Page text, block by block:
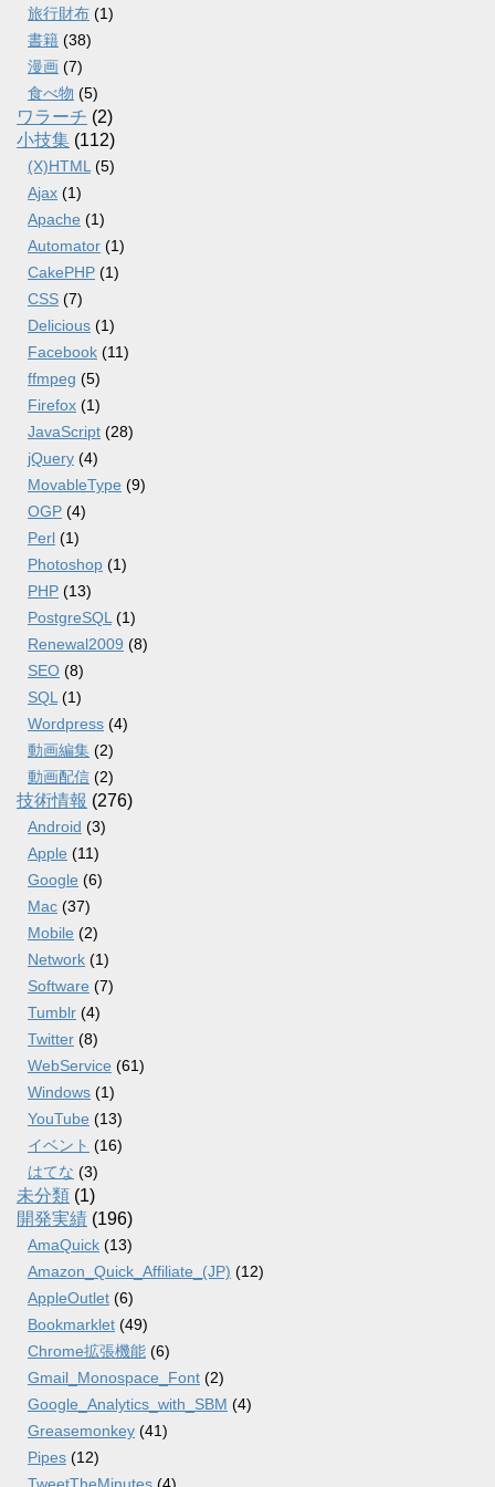
旅行財布 (1)
書籍 (38)
漫画 (7)
食べ物 (5)
ワラーチ (2)
小技集 (112)
(X)HTML (5)
Ajax (1)
Apache (1)
Automator (1)
CakePHP (1)
CSS (7)
Delicious (1)
Facebook (11)
ffmpeg (5)
Firefox (1)
JavaScript (28)
jQuery (4)
MovableType (9)
OGP (4)
Perl (1)
Photoshop (1)
PHP (13)
PostgreSQL (1)
Renewal2009 (8)
SEO (8)
SQL (1)
Wordpress (4)
動画編集 (2)
動画配信 (2)
技術情報 (276)
Android (3)
Apple (11)
Google (6)
Mac (37)
Mobile (2)
Network (1)
Software (7)
Tumblr (4)
Twitter (8)
WebService (61)
Windows (1)
YouTube (13)
イベント (16)
はてな (3)
未分類 (1)
開発実績 (196)
AmaQuick (13)
Amazon_Quick_Affiliate_(JP) (12)
AppleOutlet (6)
Bookmarklet (49)
Chrome拡張機能 (6)
Gmail_Monospace_Font (2)
Google_Analytics_with_SBM (4)
Greasemonkey (41)
Pipes (12)